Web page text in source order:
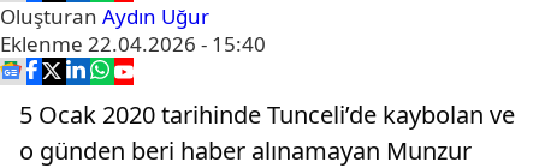
Oluşturan Aydın Uğur
Eklenme 22.04.2026 - 15:40
5 Ocak 2020 tarihinde Tunceli’de kaybolan ve
o günden beri haber alınamayan Munzur